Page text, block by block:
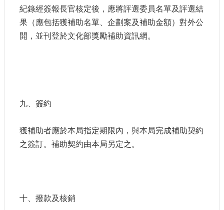
紀錄經簽報長官核定後，應將評選委員名單及評選結
果（應包括獲補助名單、企劃案及補助金額）對外公
開，並刊登於文化部獎勵補助資訊網。
九、簽約
獲補助者應於本局指定期限內，與本局完成補助契約
之簽訂。補助契約由本局另定之。
十、撥款及核銷